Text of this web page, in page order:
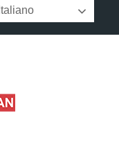
Italiano